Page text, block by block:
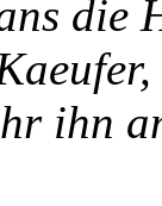
die
ihn